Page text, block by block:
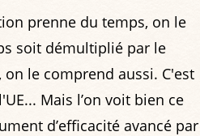
prenne du temps, on le
soit démultiplié par le
on le comprend aussi. C'est
Mais l’on voit bien ce
d’efficacité avancé par